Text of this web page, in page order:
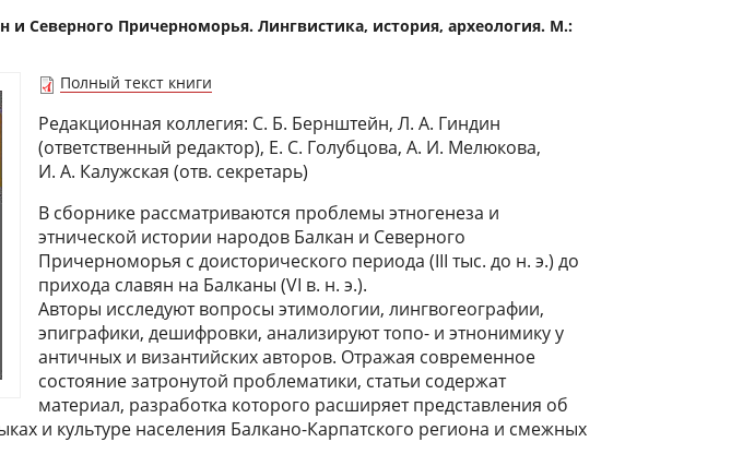
и Северного Причерноморья. Лингвистика, история, археология. М.:
Полный текст книги
Редакционная коллегия: С. Б. Бернштейн, Л. А. Гиндин
(ответственный редактор), Е. С. Голубцова, А. И. Мелюкова,
И. А. Калужская (отв. секретарь)
В сборнике рассматриваются проблемы этногенеза и
этнической истории народов Балкан и Северного
Причерноморья с доисторического периода (III тыс. до н. э.) до
прихода славян на Балканы (VI в. н. э.).
Авторы исследуют вопросы этимологии, лингвогеографии,
эпиграфики, дешифровки, анализируют топо- и этнонимику у
античных и византийских авторов. Отражая современное
состояние затронутой проблематики, статьи содержат
материал, разработка которого расширяет представления об
и культуре населения Балкано-Карпатского региона и смежных